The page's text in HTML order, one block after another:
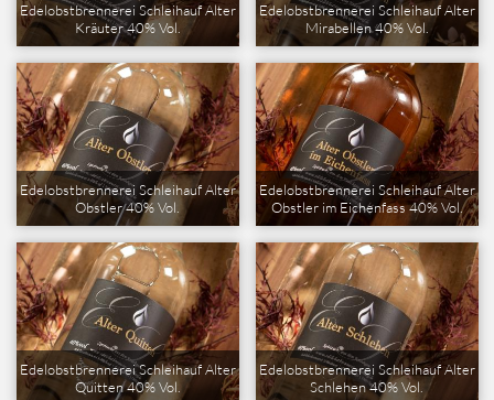
Edelobstbrennerei Schleihauf Alter
Kräuter 40% Vol.
Edelobstbrennerei Schleihauf Alter
Mirabellen 40% Vol.
Edelobstbrennerei Schleihauf Alter
Obstler 40% Vol.
Edelobstbrennerei Schleihauf Alter
Obstler im Eichenfass 40% Vol.
Edelobstbrennerei Schleihauf Alter
Quitten 40% Vol.
Edelobstbrennerei Schleihauf Alter
Schlehen 40% Vol.